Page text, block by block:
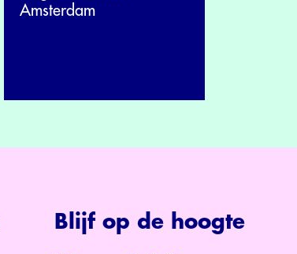
Amsterdam
Blijf op de hoogte